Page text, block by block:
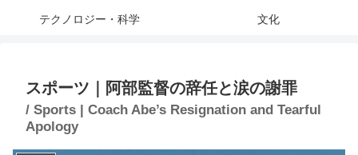
テクノロジー・科学 文化
スポーツ｜阿部監督の辞任と涙の謝罪
/ Sports | Coach Abe’s Resignation and Tearful
Apology